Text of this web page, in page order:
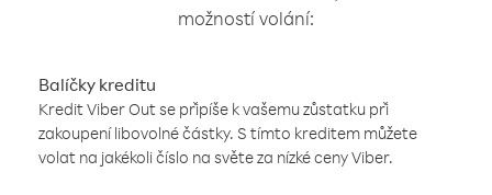
možností volání:
Balíčky kreditu
Kredit Viber Out se připíše k vašemu zůstatku při
zakoupení libovolné částky. S tímto kreditem můžete
volat na jakékoli číslo na světe za nízké ceny Viber.